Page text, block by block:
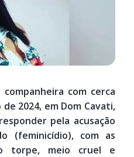
com cerca
2024, em Dom Cavati,
pela acusação
(feminicídio), com as
torpe, meio cruel e